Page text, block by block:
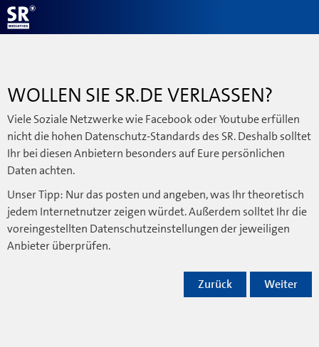
WOLLEN SIE SR.DE VERLASSEN?
Viele Soziale Netzwerke wie Facebook oder Youtube erfüllen
nicht die hohen Datenschutz-Standards des SR. Deshalb solltet
Ihr bei diesen Anbietern besonders auf Eure persönlichen
Daten achten.
Unser Tipp: Nur das posten und angeben, was Ihr theoretisch
jedem Internetnutzer zeigen würdet. Außerdem solltet Ihr die
voreingestellten Datenschutzeinstellungen der jeweiligen
Anbieter überprüfen.
Weiter
Zurück